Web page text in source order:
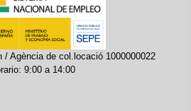
/ Agència de col.locació 1000000022
9:00 a 14:00